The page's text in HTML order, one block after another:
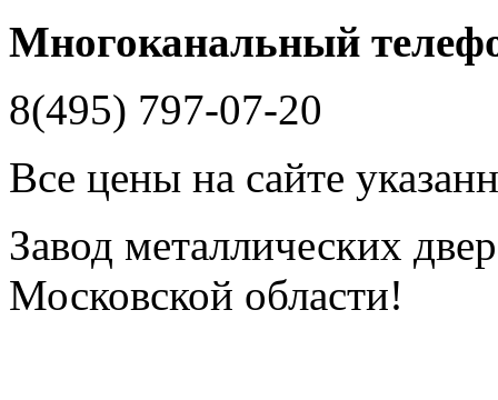
Многоканальный
8(495) 797-07-20
Все цены на сайте
Завод металлических
Московской области!